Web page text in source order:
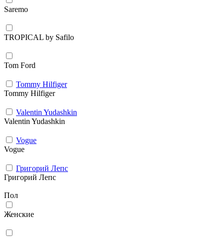
Saremo
TROPICAL by Safilo
Tom Ford
Tommy Hilfiger
Tommy Hilfiger
Valentin Yudashkin
Valentin Yudashkin
Vogue
Vogue
Григорий Лепс
Григорий Лепс
Пол
Женские